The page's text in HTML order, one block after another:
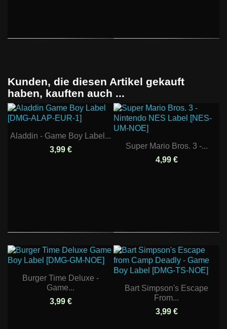
Kunden, die diesen Artikel gekauft
haben, kauften auch ...
Aladdin - Game Boy Label...
3,99 €
Super Mario Bros. 3 -...
4,99 €
Burger Time Deluxe -
Game...
3,99 €
Bart Simpson's Escape
From...
3,99 €